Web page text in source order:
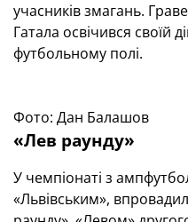
учасників змагань.
Гатала освічився своїй
футбольному полі.
Фото: Дан Балашов
«Лев раунду»
У чемпіонаті з
«Львівським»,